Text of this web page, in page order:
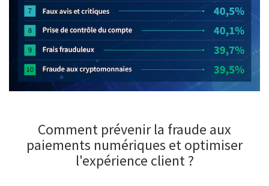
Comment prévenir la fraude aux
paiements numériques et optimiser
l'expérience client ?